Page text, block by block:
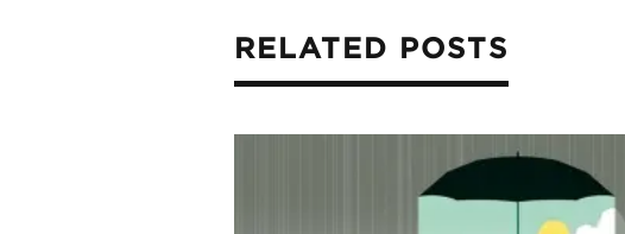
RELATED POSTS